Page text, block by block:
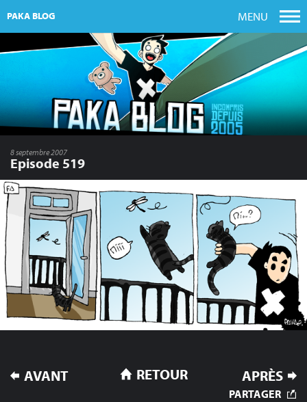
PAKA BLOG MENU
8 septembre 2007
Episode 519
NAVIGATION
DE
AVANT APRÈS
RETOUR
PARTAGER